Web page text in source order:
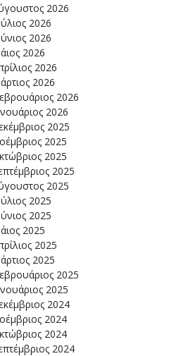
2026
2026
2026
2026
2026
2026
2026
2026
2025
2025
2025
2025
2025
2025
2025
2025
2025
2025
2025
2025
2024
2024
2024
2024